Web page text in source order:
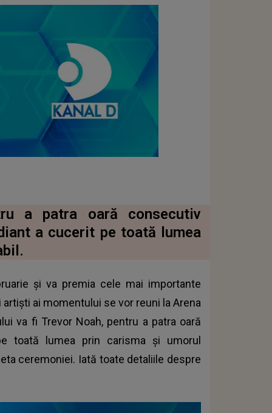
a patra oară consecutiv
a cucerit pe toată lumea
și va premia cele mai importante
ai momentului se vor reuni la Arena
va fi Trevor Noah, pentru a patra oară
toată lumea prin carisma și umorul
ceremoniei. Iată toate detaliile despre